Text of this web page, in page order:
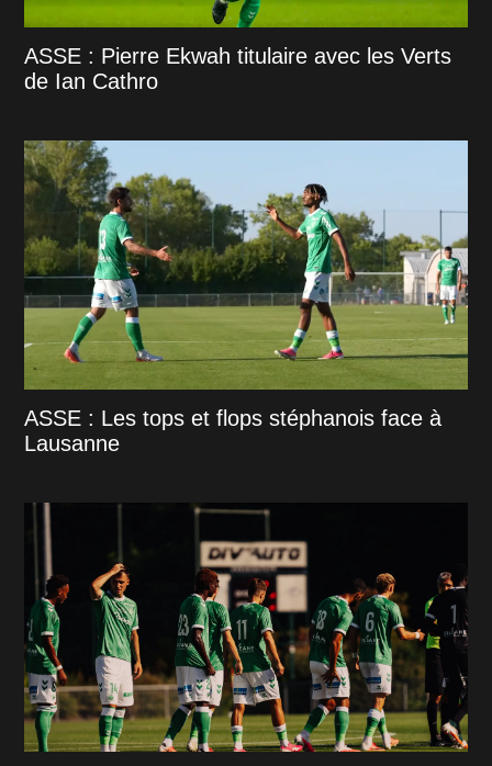
ASSE : Pierre Ekwah titulaire avec les Verts
de Ian Cathro
ASSE : Les tops et flops stéphanois face à
Lausanne